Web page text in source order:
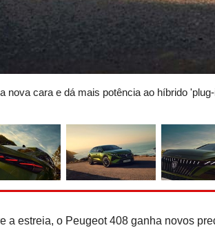
nova cara e dá mais potência ao híbrido
a estreia, o Peugeot 408 ganha novos